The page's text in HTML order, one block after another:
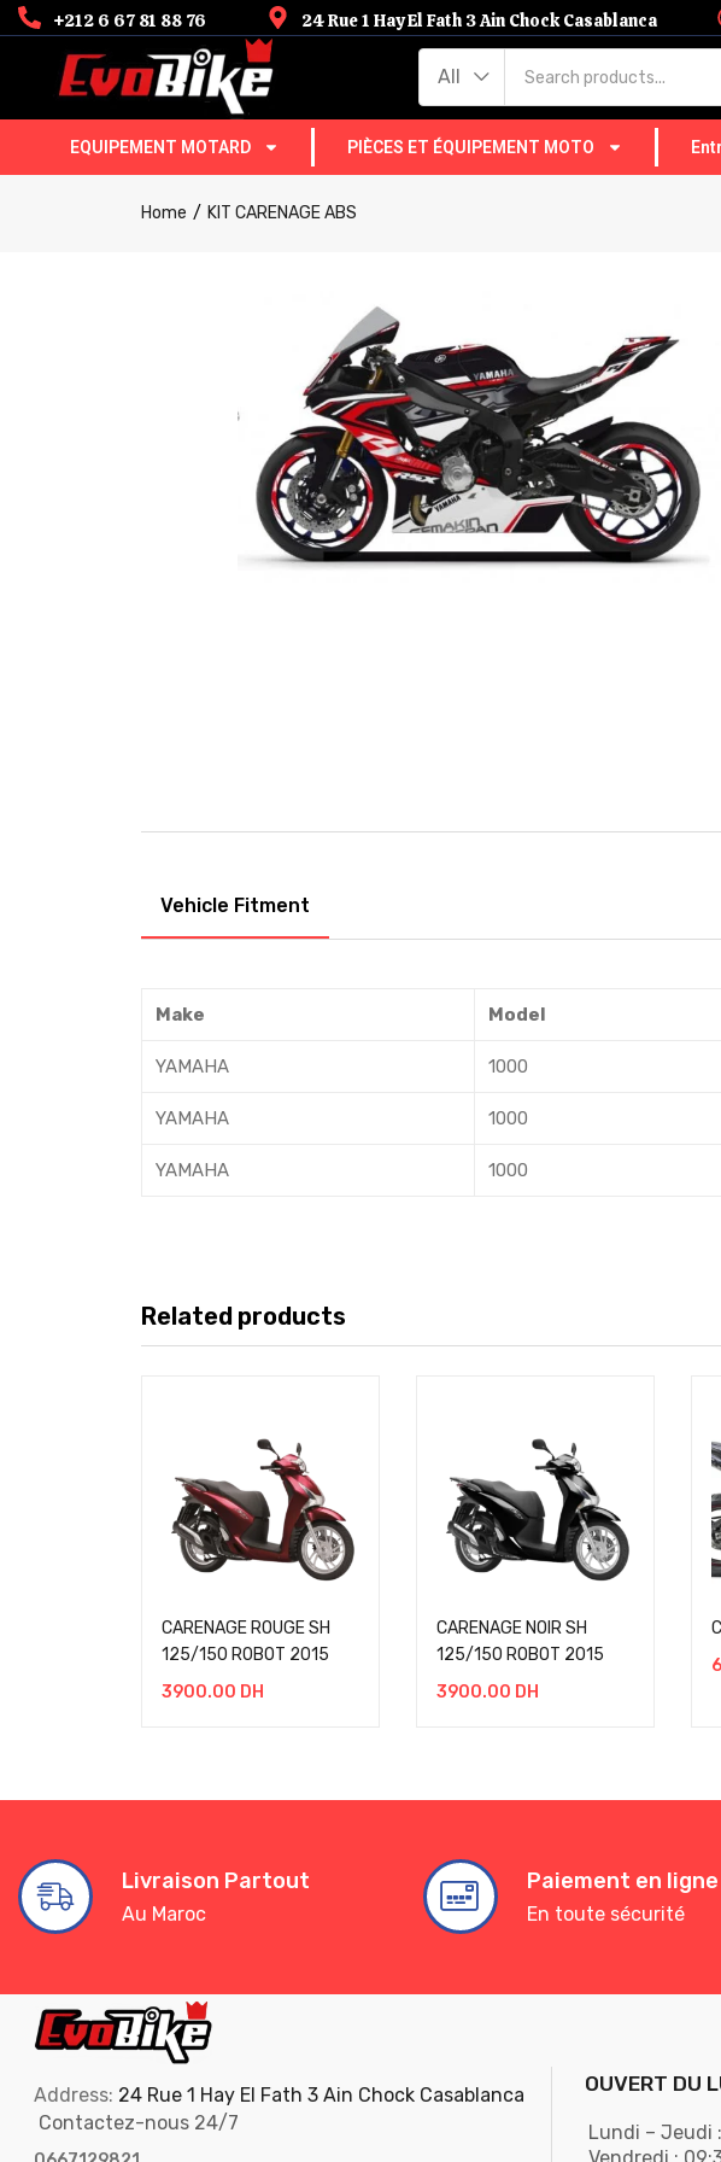
+212 6 67 81 88 76 24 Rue 1 Hay El Fath 3 Ain Chock Casablanca
All
EQUIPEMENT MOTARD PIÈCES ET ÉQUIPEMENT MOTO
Home KIT CARENAGE ABS
Vehicle Fitment
Make Model
YAMAHA 1000
YAMAHA 1000
YAMAHA 1000
Related products
CARENAGE ROUGE SH
125/150 ROBOT 2015
3900.00 DH
CARENAGE NOIR SH
125/150 ROBOT 2015
3900.00 DH
Livraison Partout
Au Maroc
Paiement en ligne
En toute sécurité
Address: 24 Rue 1 Hay El Fath 3 Ain Chock Casablanca
Contactez-nous 24/7
OUVERT DU
Lundi – Jeudi